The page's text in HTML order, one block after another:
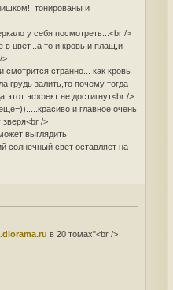
тонированы и
у себя посмотреть...<br />
в цвет...а то и кровь,и плащ,и
>
смотрится странно... как кровь
грудь залить,то почему тогда
этот эффект не достигнут<br />
и главное очень
/>
выглядить
солнечный свет оставляет на
в 20 томах"<br />